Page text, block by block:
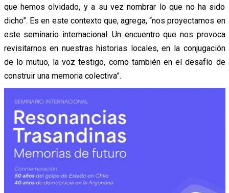
que hemos olvidado, y a su vez nombrar lo que no ha sido
dicho”. Es en este contexto que, agrega, “nos proyectamos en
este seminario internacional. Un encuentro que nos provoca
revisitarnos en nuestras historias locales, en la conjugación
de lo mutuo, la voz testigo, como también en el desafío de
construir una memoria colectiva”.